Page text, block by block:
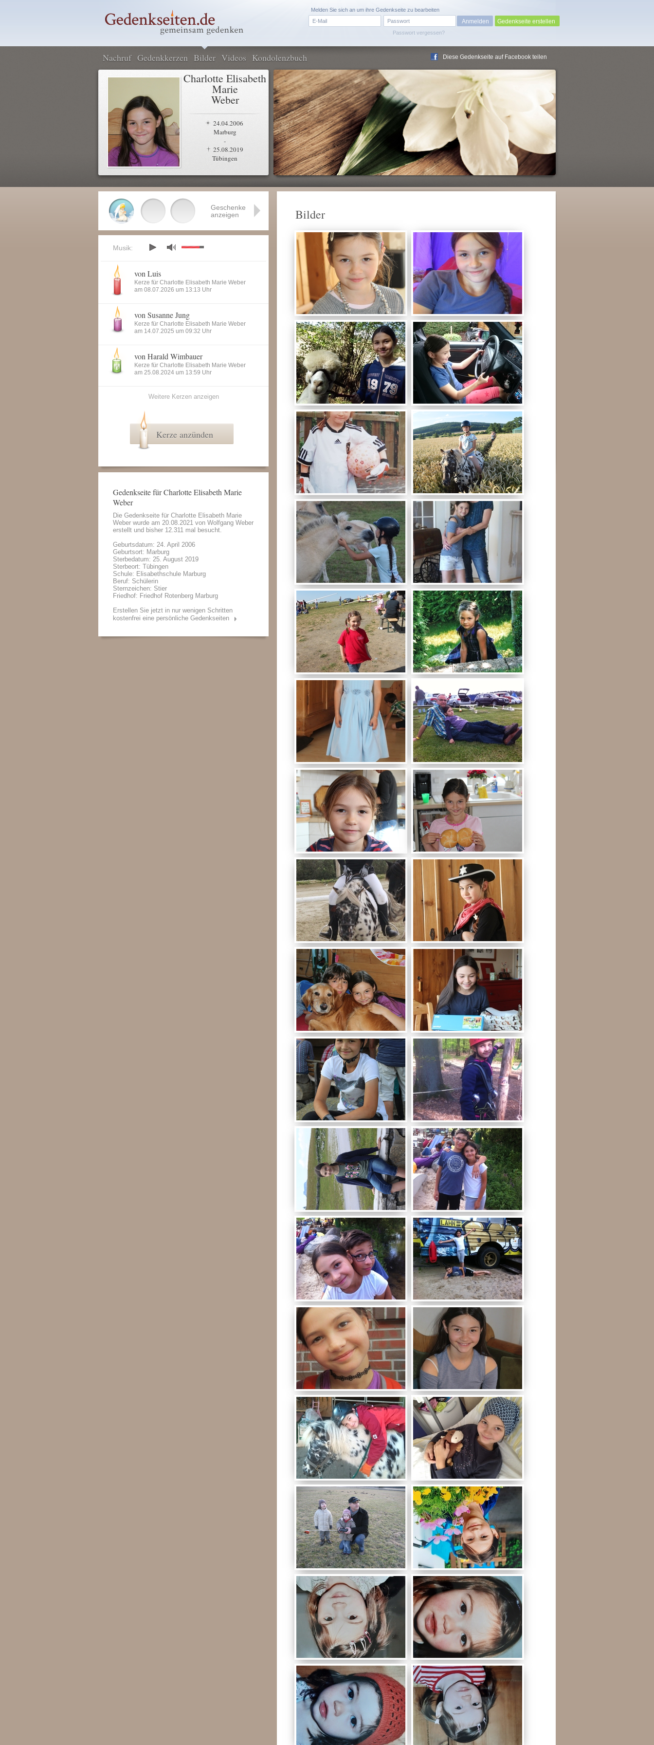
Passwort vergessen?
Melden Sie sich an um ihre Gedenkseite zu bearbeiten
Gedenkseite erstellen
Nachruf Gedenkkerzen Bilder Videos Kondolenzbuch Diese Gedenkseite auf Facebook teilen
Charlotte Elisabeth
Marie
Weber
24.04.2006
Marburg
-
25.08.2019
Tübingen
Bilder
Geschenke
anzeigen
Musik:
von Luis
Kerze für Charlotte Elisabeth Marie Weber
am 08.07.2026 um 13:13 Uhr
von Susanne Jung
Kerze für Charlotte Elisabeth Marie Weber
am 14.07.2025 um 09:32 Uhr
von Harald Wimbauer
Kerze für Charlotte Elisabeth Marie Weber
am 25.08.2024 um 13:59 Uhr
Weitere Kerzen anzeigen
Kerze anzünden
Gedenkseite für Charlotte Elisabeth Marie
Weber
Die Gedenkseite für Charlotte Elisabeth Marie
Weber wurde am 20.08.2021 von Wolfgang Weber
erstellt und bisher 12.311 mal besucht.
Geburtsdatum: 24. April 2006
Geburtsort: Marburg
Sterbedatum: 25. August 2019
Sterbeort: Tübingen
Schule: Elisabethschule Marburg
Beruf: Schülerin
Sternzeichen: Stier
Friedhof: Friedhof Rotenberg Marburg
Erstellen Sie jetzt in nur wenigen Schritten
kostenfrei eine persönliche Gedenkseiten